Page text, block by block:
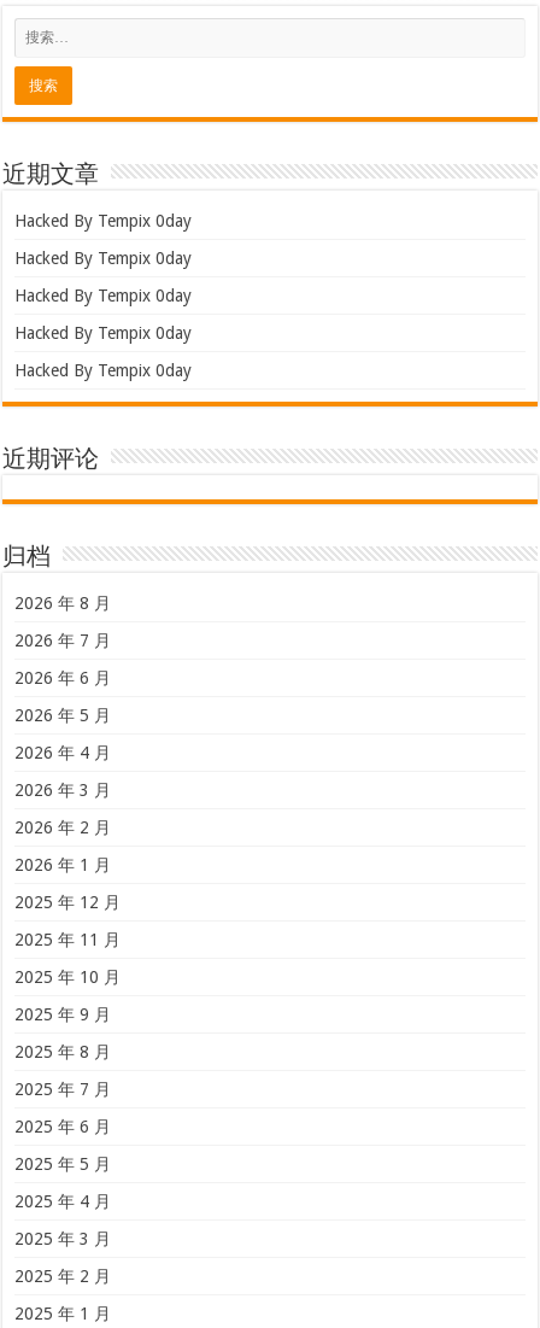
近期文章
Hacked By Tempix 0day
Hacked By Tempix 0day
Hacked By Tempix 0day
Hacked By Tempix 0day
Hacked By Tempix 0day
近期评论
归档
2026 年 8 月
2026 年 7 月
2026 年 6 月
2026 年 5 月
2026 年 4 月
2026 年 3 月
2026 年 2 月
2026 年 1 月
2025 年 12 月
2025 年 11 月
2025 年 10 月
2025 年 9 月
2025 年 8 月
2025 年 7 月
2025 年 6 月
2025 年 5 月
2025 年 4 月
2025 年 3 月
2025 年 2 月
2025 年 1 月